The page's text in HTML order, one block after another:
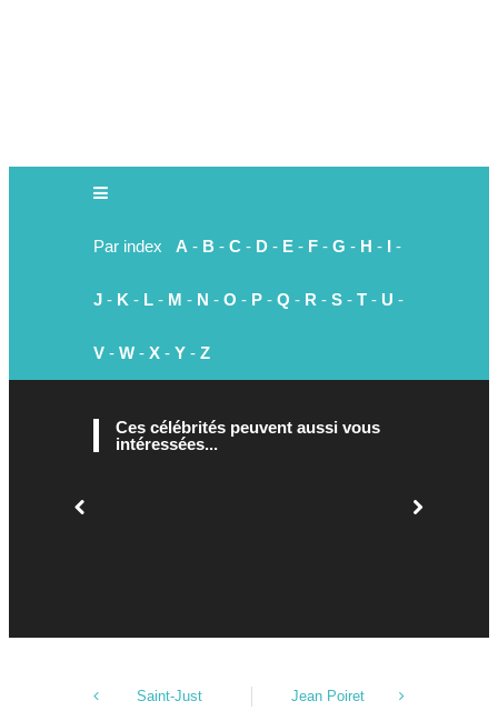
Par index A - B - C - D - E - F - G - H - I -
J - K - L - M - N - O - P - Q - R - S - T - U -
V - W - X - Y - Z
Ces célébrités peuvent aussi vous
intéressées...
Saint-Just Jean Poiret